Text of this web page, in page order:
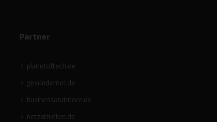
Partner
planetoftech.de
gesündernet.de
businessandmore.de
netzathleten.de